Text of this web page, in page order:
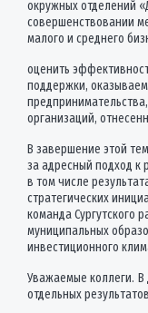
окружных отделений
совершенствовании
малого и среднего
оценить
поддержки,
организаций,
В завершение этой
за адресный подход к
в том числе
стратегических
команда Сургутского
муниципальных
инвестиционного
Уважаемые коллеги. В
отдельных